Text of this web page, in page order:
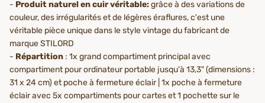
- Produit naturel en cuir véritable:grâce à des variations de
couleur, des irrégularités et de légères éraflures, c'est une
véritable pièce unique dans le style vintage du fabricant de
marque STILORD
- Répartition : 1x grand compartiment principal avec
compartiment pour ordinateur portable jusqu'à 13,3" (dimensions :
31 x 24 cm) et poche à fermeture éclair | 1x poche à fermeture
éclair avec 5x compartiments pour cartes et 1 pochette sur le